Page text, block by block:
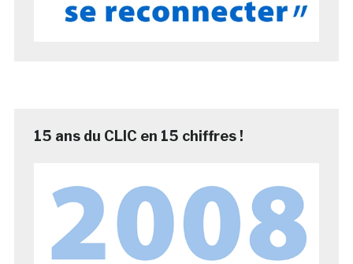
15 ans du CLIC en 15 chiffres !